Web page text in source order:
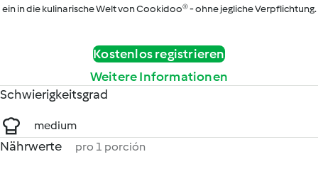
ein in die kulinarische Welt von Cookidoo® - ohne jegliche Verpflichtung.
Kostenlos registrieren
Weitere Informationen
Schwierigkeitsgrad
medium
Nährwerte pro 1 porción